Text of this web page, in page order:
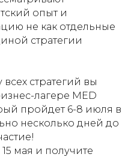
опыт и
не как отдельные
стратегии
стратегий вы
лагере MED
пройдет 6-8 июля в
несколько дней до
мая и получите